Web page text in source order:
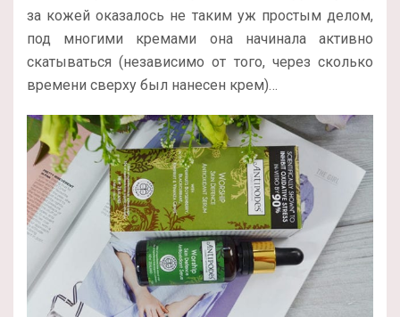
за кожей оказалось не таким уж простым делом,
под многими кремами она начинала активно
скатываться (независимо от того, через сколько
времени сверху был нанесен крем)…